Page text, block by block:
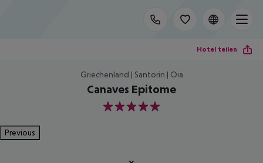
Hotel teilen
Griechenland | Santorin | Oia
Canaves Epitome
5
Previous